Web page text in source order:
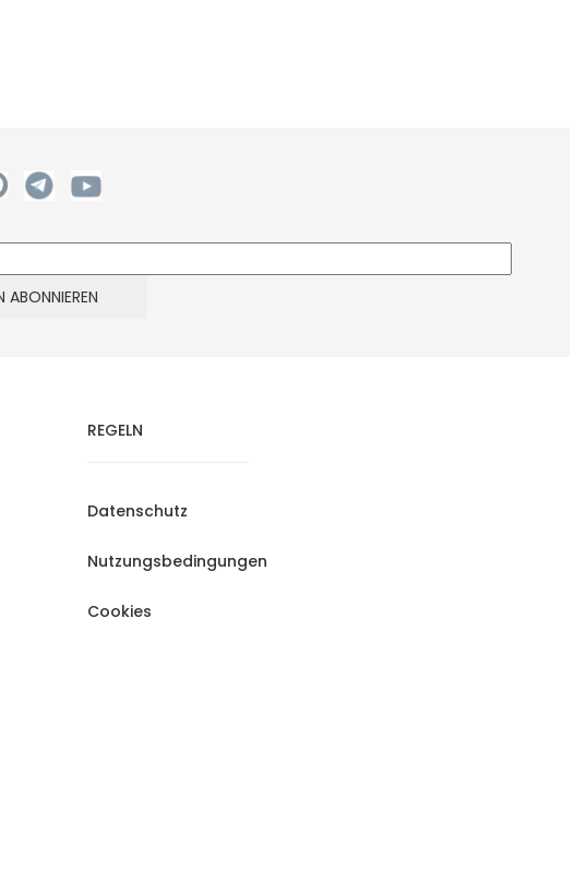
REGELN
Datenschutz
Nutzungsbedingungen
Cookies